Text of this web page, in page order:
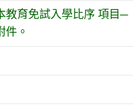
育免試入學比序 項目─
件。